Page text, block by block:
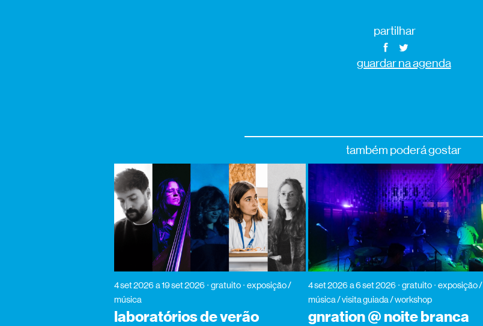
partilhar
guardar na agenda
também poderá gostar
4 set 2026a 19 set 2026 gratuito
exposição /
música
laboratórios de verão
4 set 2026 a 6 set 2026 gratuito
exposição /
música / visita guiada / workshop
gnration @ noite branca